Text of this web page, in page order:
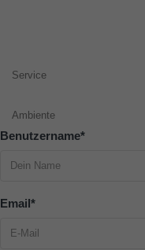
Service
Ambiente
Benutzername*
Email*